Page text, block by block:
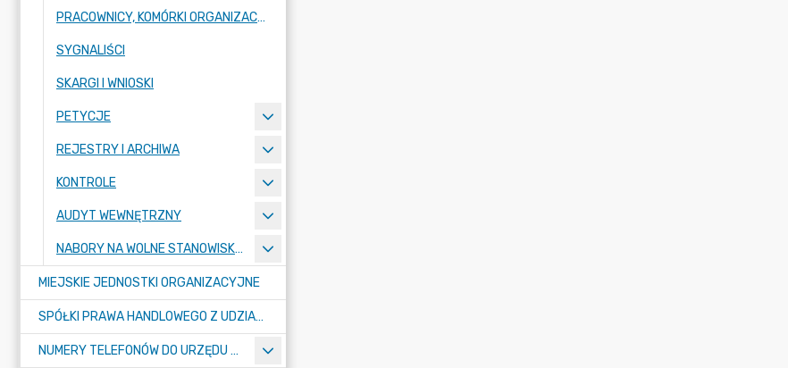
PRACOWNICY, KOMÓRKI ORGANIZACYJNE URZĘDU
SYGNALIŚCI
SKARGI I WNIOSKI
PETYCJE
REJESTRY I ARCHIWA
KONTROLE
AUDYT WEWNĘTRZNY
NABORY NA WOLNE STANOWISKA PRACY
MIEJSKIE JEDNOSTKI ORGANIZACYJNE
SPÓŁKI PRAWA HANDLOWEGO Z UDZIAŁEM GMINY
NUMERY TELEFONÓW DO URZĘDU MIASTA, MIEJSKICH JEDNOSTEK ORGANIZACYJNYCH ORAZ SPÓŁEK PRAWA HANDLOWEGO Z UDZIAŁEM GMINY